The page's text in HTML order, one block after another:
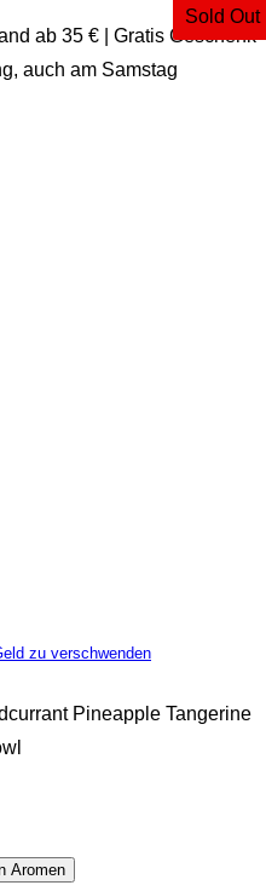
ab 35 € | Gratis Geschenk
auch am Samstag
zu verschwenden
Pineapple Tangerine
Aromen
Sold Out